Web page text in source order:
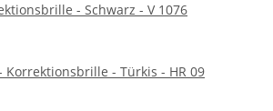
- Schwarz - V 1076